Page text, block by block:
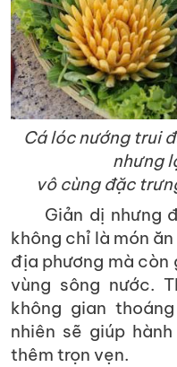
Cá lóc nướng trui
nhưng
vô cùng đặc
Giản dị nhưng
không chỉ là món
địa phương mà còn
vùng sông nước.
không gian
nhiên sẽ giúp
thêm trọn vẹn.